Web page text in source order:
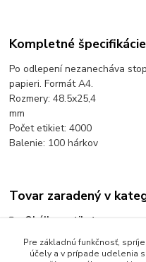
Kompletné špecifikácie
Po odlepení nezanecháva
papieri. Formát A4.
Rozmery: 48.5x25,4
mm
Počet etikiet: 4000
Balenie: 100 hárkov
Tovar zaradený v
Obálky a etikety
Etikety univerzálne biele
Pre základnú funkčnosť,
účely a v prípade udelenia